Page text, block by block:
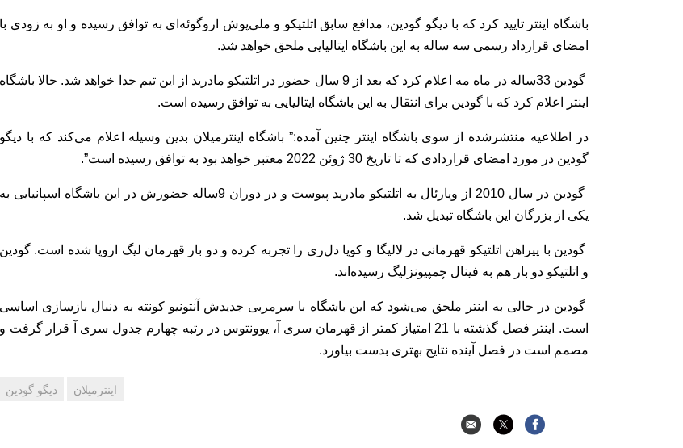
باشگاه اینتر تایید کرد که با دیگو گودین، مدافع سابق اتلتیکو و ملی‌پوش اروگوئه‌ای به توافق رسیده و او به زودی با
امضای قرارداد رسمی سه ساله به این باشگاه ایتالیایی ملحق خواهد شد.
گودین 33ساله در ماه مه اعلام کرد که بعد از 9 سال حضور در اتلتیکو مادرید از این تیم جدا خواهد شد. حالا باشگاه
اینتر اعلام کرد که با گودین برای انتقال به این باشگاه ایتالیایی به توافق رسیده است.
در اطلاعیه منتشرشده از سوی باشگاه اینتر چنین آمده:” باشگاه اینترمیلان بدین وسیله اعلام می‌کند که با دیگو
گودین در مورد امضای قراردادی که تا تاریخ 30 ژوئن 2022 معتبر خواهد بود به توافق رسیده است”.
گودین در سال 2010 از ویارئال به اتلتیکو مادرید پیوست و در دوران 9ساله حضورش در این باشگاه اسپانیایی به
یکی از بزرگان این باشگاه تبدیل شد.
گودین با پیراهن اتلتیکو قهرمانی در لالیگا و کوپا دل‌ری را تجربه کرده و دو بار قهرمان لیگ اروپا شده است. گودین
و اتلتیکو دو بار هم به فینال چمپیونزلیگ رسیده‌اند.
گودین در حالی به اینتر ملحق می‌شود که این باشگاه با سرمربی جدیدش آنتونیو کونته به دنبال بازسازی اساسی
است. اینتر فصل گذشته با 21 امتیاز کمتر از قهرمان سری آ، یوونتوس در رتبه چهارم جدول سری آ قرار گرفت و
مصمم است در فصل آینده نتایج بهتری بدست بیاورد.
اینترمیلان دیگو گودین